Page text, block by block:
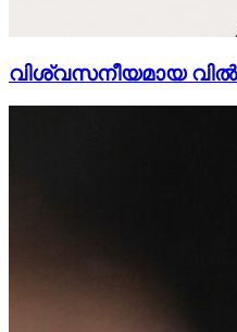
വിശ്വസനീയമായ